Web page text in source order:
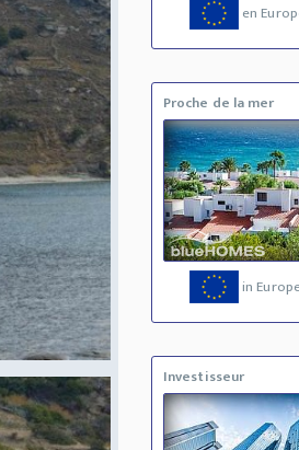
en
Proche de la mer
in
Investisseur